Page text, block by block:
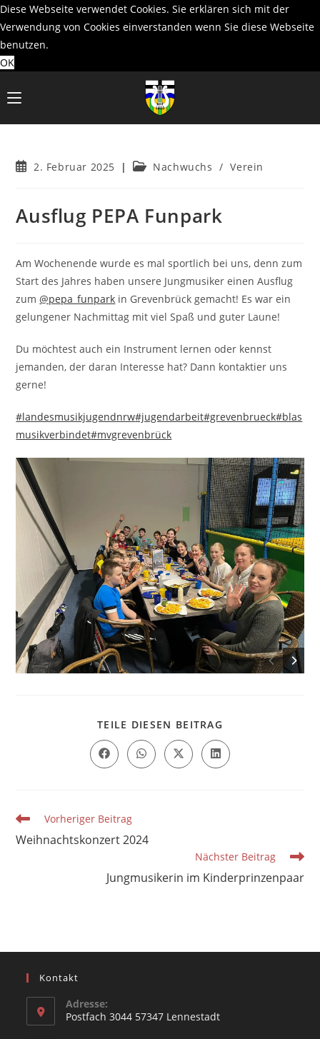
Diese Webseite verwendet Cookies. Sie erklären sich mit der
Verwendung von Cookies einverstanden wenn Sie diese Webseite
benutzen.
OK
Inhalt
Beitrag2. Februar 2025
Beitrags-
Nachwuchs / Verein
Ausflug PEPA Funpark
Am Wochenende wurde es mal sportlich bei uns, denn zum
Start des Jahres haben unsere Jungmusiker einen Ausflug
zum@pepa_funpark in Grevenbrück gemacht! Es war ein
gelungener Nachmittag mit viel Spaß und guter Laune!
Du möchtest auch ein Instrument lernen oder kennst
jemanden, der daran Interesse hat? Dann kontaktier uns
gerne!
#landesmusikjugendnrw#jugendarbeit#grevenbrueck#blas
musikverbindet#mvgrevenbrück
TEILE DIESEN BEITRAG
INHALT
TEILEN
Öffnet
in
Öffnet
in
Öffnet
in
Öffnet
in
Weitere
Artikel
ansehen
Vorheriger Beitrag
Weihnachtskonzert 2024
Nächster Beitrag
Jungmusikerin im Kinderprinzenpaar
Kontakt
Adresse:
Postfach 3044 57347 Lennestadt